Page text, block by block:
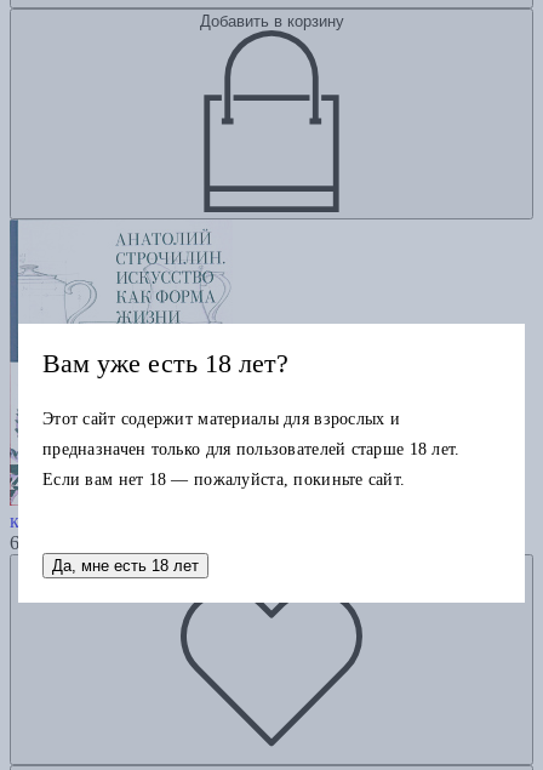
Добавить в корзину
как форма жизни
6600
Добавить в избранное
Вам уже есть 18 лет?
Этот сайт содержит материалы для взрослых и
предназначен только для пользователей старше 18 лет.
Если вам нет 18 — пожалуйста, покиньте сайт.
Да, мне есть 18 лет